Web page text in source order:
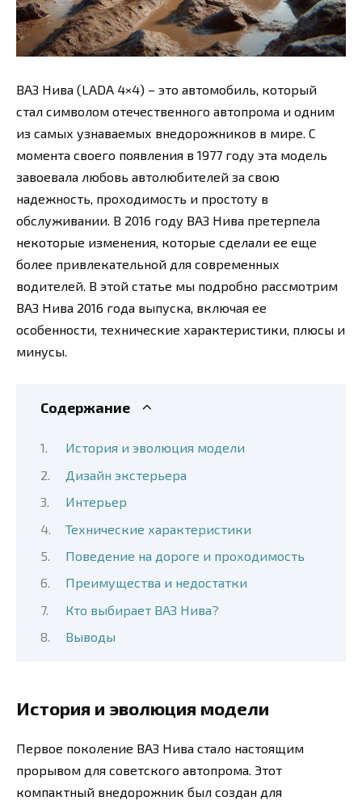
ВАЗ Нива (LADA 4×4) – это автомобиль, который
стал символом отечественного автопрома и одним
из самых узнаваемых внедорожников в мире. С
момента своего появления в 1977 году эта модель
завоевала любовь автолюбителей за свою
надежность, проходимость и простоту в
обслуживании. В 2016 году ВАЗ Нива претерпела
некоторые изменения, которые сделали ее еще
более привлекательной для современных
водителей. В этой статье мы подробно рассмотрим
ВАЗ Нива 2016 года выпуска, включая ее
особенности, технические характеристики, плюсы и
минусы.
Содержание
История и эволюция модели
Дизайн экстерьера
Интерьер
Технические характеристики
Поведение на дороге и проходимость
Преимущества и недостатки
Кто выбирает ВАЗ Нива?
Выводы
История и эволюция модели
Первое поколение ВАЗ Нива стало настоящим
прорывом для советского автопрома. Этот
компактный внедорожник был создан для